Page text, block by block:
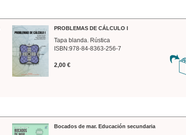
PROBLEMAS DE CÁLCULO I
Tapa blanda. Rústica
ISBN:978-84-8363-256-7
2,00 €
Bocados de mar. Educación secundaria